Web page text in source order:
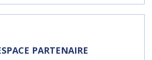
PARTENAIRE